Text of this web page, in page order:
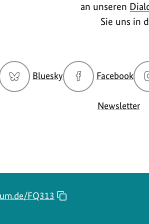
an unseren
Sie uns in
Bluesky
zur
Bluesky-
Seite
Facebook
zur
des
Newsletter
FQ313